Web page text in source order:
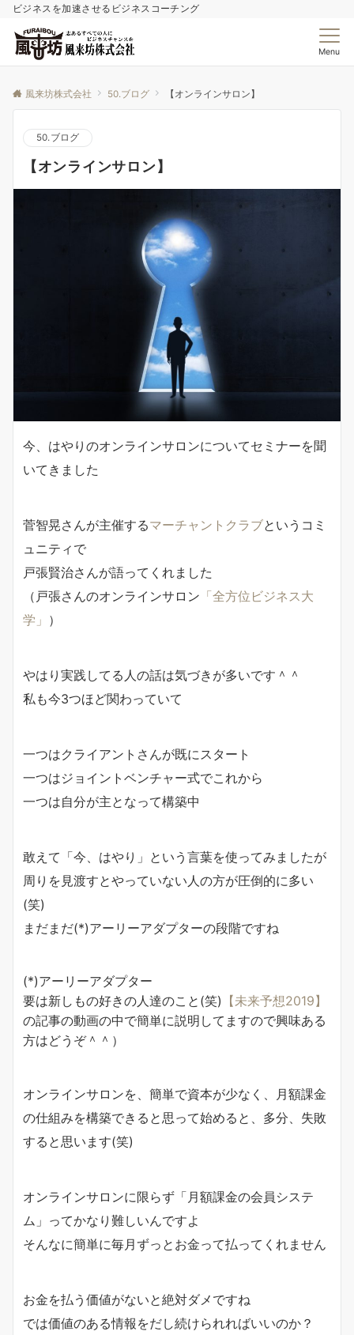
ビジネスを加速させるビジネスコーチング
Menu
風来坊株式会社 50.ブログ 【オンラインサロン】
50.ブログ
【オンラインサロン】
今、はやりのオンラインサロンについてセミナーを聞
いてきました
菅智晃さんが主催するマーチャントクラブというコミ
ュニティで
戸張賢治さんが語ってくれました
（戸張さんのオンラインサロン 「全方位ビジネス大
学」 ）
やはり実践してる人の話は気づきが多いです＾＾
私も今3つほど関わっていて
一つはクライアントさんが既にスタート
一つはジョイントベンチャー式でこれから
一つは自分が主となって構築中
敢えて「今、はやり」という言葉を使ってみましたが
周りを見渡すとやっていない人の方が圧倒的に多い
(笑)
まだまだ(*)アーリーアダプターの段階ですね
(*)アーリーアダプター
要は新しもの好きの人達のこと(笑) 【未来予想2019】
の記事の動画の中で簡単に説明してますので興味ある
方はどうぞ＾＾）
オンラインサロンを、簡単で資本が少なく、月額課金
の仕組みを構築できると思って始めると、多分、失敗
すると思います(笑)
オンラインサロンに限らず「月額課金の会員システ
ム」ってかなり難しいんですよ
そんなに簡単に毎月ずっとお金って払ってくれません
お金を払う価値がないと絶対ダメですね
では価値のある情報をだし続けられればいいのか？